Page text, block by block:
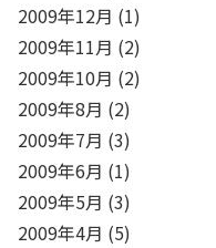
2009年12月 (1)
2009年11月 (2)
2009年10月 (2)
2009年8月 (2)
2009年7月 (3)
2009年6月 (1)
2009年5月 (3)
2009年4月 (5)